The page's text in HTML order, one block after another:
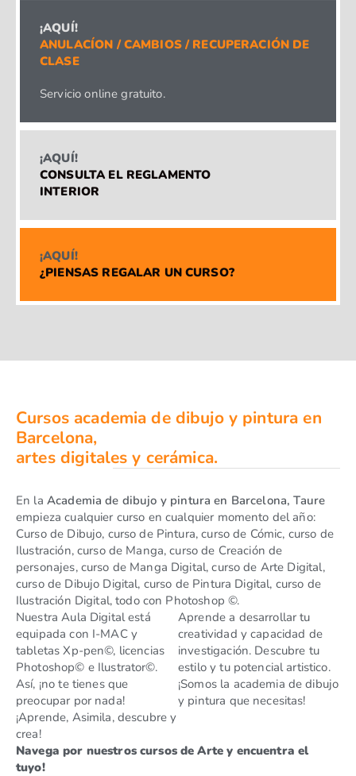
¡AQUÍ!
ANULACÍON / CAMBIOS / RECUPERACIÓN DE
CLASE
Servicio online gratuito.
¡AQUÍ!
CONSULTA EL REGLAMENTO
INTERIOR
¡AQUÍ!
¿PIENSAS REGALAR UN CURSO?
Cursos academia de dibujo y pintura en
Barcelona,
artes digitales y cerámica.
En la Academia de dibujo y pintura en Barcelona, Taure
empieza cualquier curso en cualquier momento del año:
Curso de Dibujo, curso de Pintura, curso de Cómic, curso de
Ilustración, curso de Manga, curso de Creación de
personajes, curso de Manga Digital, curso de Arte Digital,
curso de Dibujo Digital, curso de Pintura Digital, curso de
Ilustración Digital, todo con Photoshop ©.
Nuestra Aula Digital está
equipada con I-MAC y
tabletas Xp-pen©, licencias
Photoshop© e Ilustrator©.
Así, ¡no te tienes que
preocupar por nada!
¡Aprende, Asimila, descubre y
crea!
Aprende a desarrollar tu
creatividad y capacidad de
investigación. Descubre tu
estilo y tu potencial artistico.
¡Somos la academia de dibujo
y pintura que necesitas!
Navega por nuestros cursos de Arte y encuentra el
tuyo!